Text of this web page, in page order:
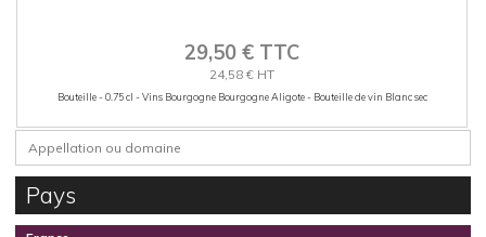
29,50 € TTC
24,58 € HT
Bouteille - 0.75 cl - Vins Bourgogne Bourgogne Aligote - Bouteille de vin Blanc sec
Pays